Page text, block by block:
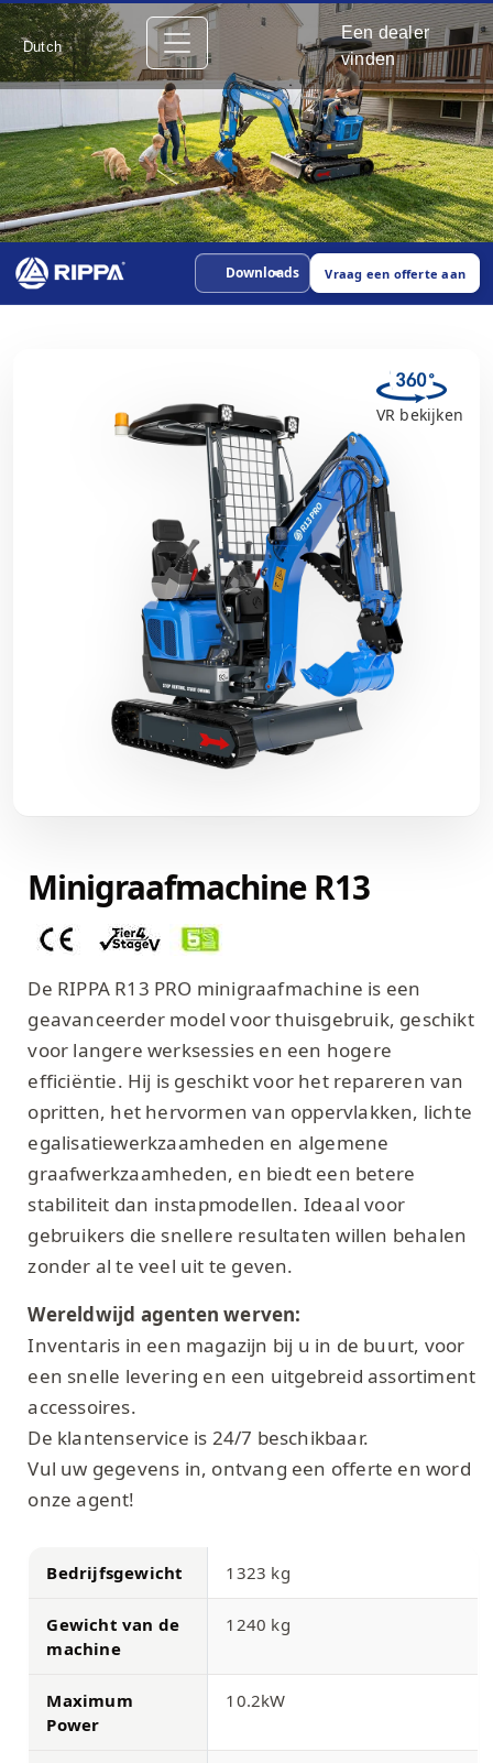
Dutch
Een dealer
vinden
Downloads Vraag een offerte aan
VR bekijken
Minigraafmachine R13
De RIPPA R13 PRO minigraafmachine is een
geavanceerder model voor thuisgebruik, geschikt
voor langere werksessies en een hogere
efficiëntie. Hij is geschikt voor het repareren van
opritten, het hervormen van oppervlakken, lichte
egalisatiewerkzaamheden en algemene
graafwerkzaamheden, en biedt een betere
stabiliteit dan instapmodellen. Ideaal voor
gebruikers die snellere resultaten willen behalen
zonder al te veel uit te geven.
Wereldwijd agenten werven:
Inventaris in een magazijn bij u in de buurt, voor
een snelle levering en een uitgebreid assortiment
accessoires.
De klantenservice is 24/7 beschikbaar.
Vul uw gegevens in, ontvang een offerte en word
onze agent!
Bedrijfsgewicht 1323 kg
Gewicht van de
machine
1240 kg
Maximum
Power
10.2kW